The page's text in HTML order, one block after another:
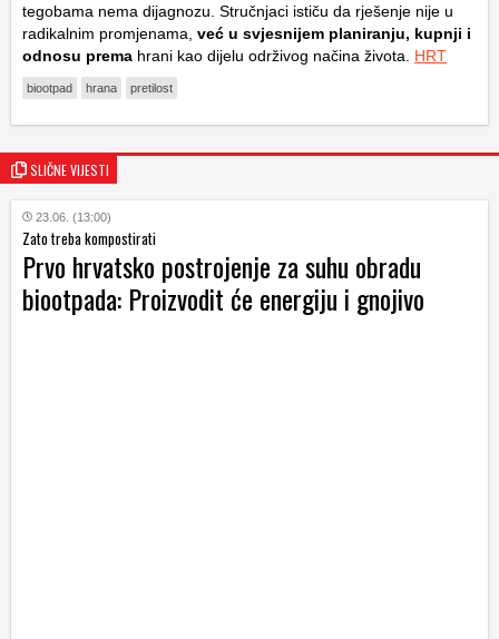
tegobama nema dijagnozu. Stručnjaci ističu da rješenje nije u
radikalnim promjenama, već u svjesnijem planiranju, kupnji i
odnosu prema hrani kao dijelu održivog načina života. HRT
biootpad hrana pretilost
SLIČNE VIJESTI
23.06. (13:00)
Zato treba kompostirati
Prvo hrvatsko postrojenje za suhu obradu
biootpada: Proizvodit će energiju i gnojivo